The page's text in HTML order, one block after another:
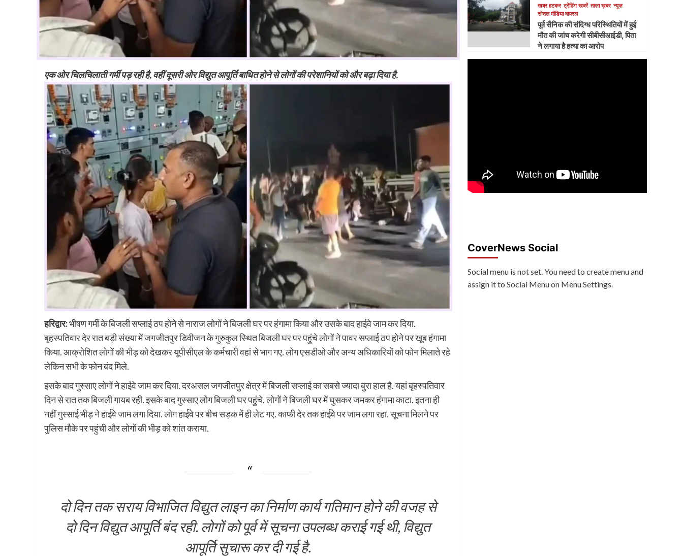
एक ओर चिलचिलाती गर्मी पड़ रही है, वहीं दूसरी ओर विद्युत आपूर्ति बाधित होने से लोगों की परेशानियों को और बढ़ा दिया है.
हरिद्वार:भीषण गर्मी के बिजली सप्लाई ठप होने से नाराज लोगों ने बिजली घर पर हंगामा किया और उसके बाद हाईवे जाम कर दिया.
बृहस्पतिवार देर रात बड़ी संख्या में जगजीतपुर डिवीजन के गुरुकुल स्थित बिजली घर पर पहुंचे लोगों ने पावर सप्लाई ठप होने पर खूब हंगामा
किया. आक्रोशित लोगों की भीड़ को देखकर यूपीसीएल के कर्मचारी वहां से भाग गए. लोग एसडीओ और अन्य अधिकारियों को फोन मिलाते रहे
लेकिन सभी के फोन बंद मिले.
इसके बाद गुस्साए लोगों ने हाईवे जाम कर दिया. दरअसल जगजीतपुर क्षेत्र में बिजली सप्लाई का सबसे ज्यादा बुरा हाल है. यहां बृहस्पतिवार
दिन से रात तक बिजली गायब रही. इसके बाद गुस्साए लोग बिजली घर पहुंचे. लोगों ने बिजली घर में घुसकर जमकर हंगामा काटा. इतना ही
नहीं गुस्साई भीड़ ने हाईवे जाम लगा दिया. लोग हाईवे पर बीच सड़क में ही लेट गए. काफी देर तक हाईवे पर जाम लगा रहा. सूचना मिलने पर
पुलिस मौके पर पहुंची और लोगों की भीड़ को शांत कराया.
दो दिन तक सराय विभाजित विद्युत लाइन का निर्माण कार्य गतिमान होने की वजह से
दो दिन विद्युत आपूर्ति बंद रही. लोगों को पूर्व में सूचना उपलब्ध कराई गई थी, विद्युत
आपूर्ति सुचारू कर दी गई है.
खबर हटकर ट्रेंडिंग खबरें ताज़ा ख़बर न्यूज़
सोशल मीडिया वायरल
पूर्व सैनिक की संदिग्ध परिस्थितियों में हुई
मौत की जांच करेगी सीबीसीआईडी, पिता
ने लगाया है हत्या का आरोप
CoverNews Social
Social menu is not set. You need to create menu and
assign it to Social Menu on Menu Settings.